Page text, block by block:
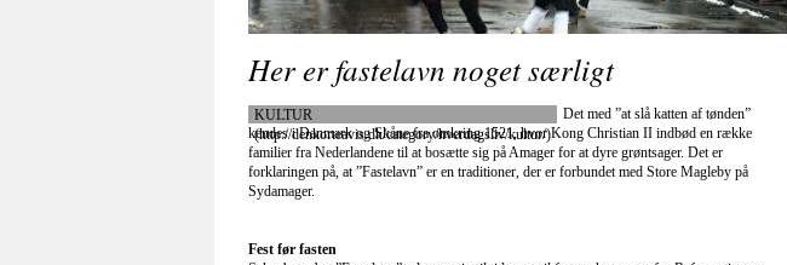
At rytterne på Amager har tiltrukket sig særlig opmærksomhed skal ses i, at Hoffet fik
grøntsager fra Amager og efter, at flere Nederlandske familier var udflyttet til Frederiksberg,
havde man repræsentanter på begge sider af København.
lokale bønder sig ”Kongens Amagere”. Kongehusets medlemmer har mange gange også i
nyere tid overværet selve fastelavnsridningen i Store Magleby.
Ridning i Store Magleby mandag
For mere end 50 år siden var der ridning to mandage, henholdsvis for gifte og ugifte.